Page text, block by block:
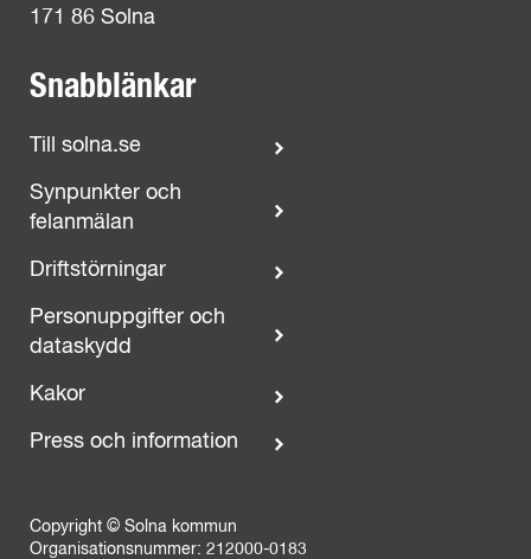
171 86 Solna
Snabblänkar
Till solna.se
Synpunkter och
felanmälan
Driftstörningar
Personuppgifter och
dataskydd
Kakor
Press och information
Copyright © Solna kommun
Organisationsnummer: 212000-0183